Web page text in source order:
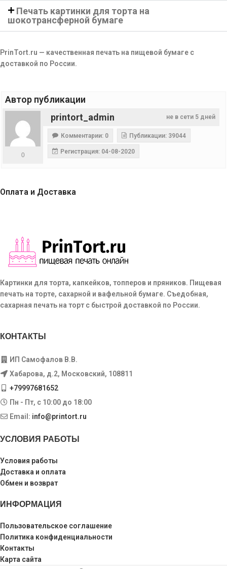
Печать картинки для торта на
шокотрансферной бумаге
PrinTort.ru — качественная печать на пищевой бумаге с
доставкой по России.
Автор публикации
не в сети 5 дней
printort_admin
0
Комментарии: 0 Публикации: 39044
Регистрация: 04-08-2020
Оплата и Доставка
Картинки для торта, капкейков, топперов и пряников. Пищевая
печать на торте, сахарной и вафельной бумаге. Съедобная,
сахарная печать на торт с быстрой доставкой по России.
КОНТАКТЫ
ИП Самофалов В.В.
Хабарова, д.2, Московский, 108811
+79997681652
Пн - Пт, с 10:00 до 18:00
Email: info@printort.ru
УСЛОВИЯ РАБОТЫ
Условия работы
Доставка и оплата
Обмен и возврат
ИНФОРМАЦИЯ
Пользовательское соглашение
Политика конфиденциальности
Контакты
Карта сайта